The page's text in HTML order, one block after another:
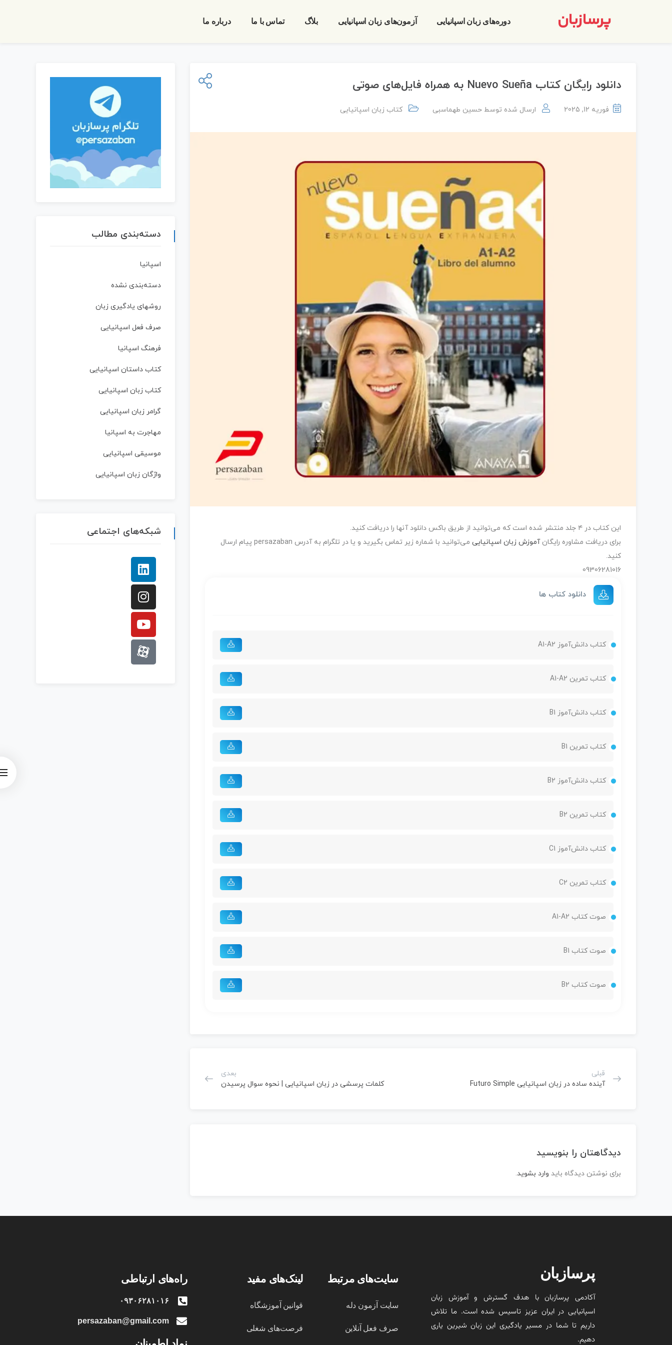
پرسازبان دوره‌های زبان اسپانیایی آزمون‌های زبان اسپانیایی بلاگ تماس با ما درباره ما
دانلود رایگان کتاب Nuevo Sueña به همراه فایل‌های صوتی
فوریه 12, 2025 ارسال شده توسط حسین طهماسبی کتاب زبان اسپانیایی
این کتاب در ۴ جلد منتشر شده است که می‌توانید از طریق باکس دانلود آنها را دریافت کنید.
برای دریافت مشاوره رایگانآموزش زبان اسپانیایی
می‌توانید با شماره زیر تماس بگیرید و یا در تلگرام به آدرس persazaban پیام ارسال
کنید.
09306281016
دانلود کتاب ها
کتاب دانش‌آموز A1-A2
کتاب تمرین A1-A2
کتاب دانش‌آموز B1
کتاب تمرین B1
کتاب دانش‌آموز B2
کتاب تمرین B2
کتاب دانش‌آموز C1
کتاب تمرین C2
صوت کتاب A1-A2
صوت کتاب B1
صوت کتاب B2
قبلی
آینده ساده در زبان اسپانیایی Futuro Simple
بعدی
کلمات پرسشی در زبان اسپانیایی | نحوه سوال پرسیدن
دیدگاهتان را بنویسید
برای نوشتن دیدگاه باید وارد بشوید.
دسته‌بندی مطالب
اسپانیا
دسته‌بندی نشده
روشهای یادگیری زبان
صرف فعل اسپانیایی
فرهنگ اسپانیا
کتاب داستان اسپانیایی
کتاب زبان اسپانیایی
گرامر زبان اسپانیایی
مهاجرت به اسپانیا
موسیقی اسپانیایی
واژگان زبان اسپانیایی
شبکه‌های اجتماعی
پرسازبان
آکادمی پرسازبان با هدف گسترش و آموزش زبان
اسپانیایی در ایران عزیز تاسیس شده است. ما تلاش
داریم تا شما در مسیر یادگیری این زبان شیرین یاری
دهیم.
سایت‌های مرتبط
سایت آزمون دله
صرف فعل آنلاین
لینک‌های مفید
قوانین آموزشگاه
فرصت‌های شغلی
راه‌های ارتباطی
۰۹۳۰۶۲۸۱۰۱۶
persazaban@gmail.com